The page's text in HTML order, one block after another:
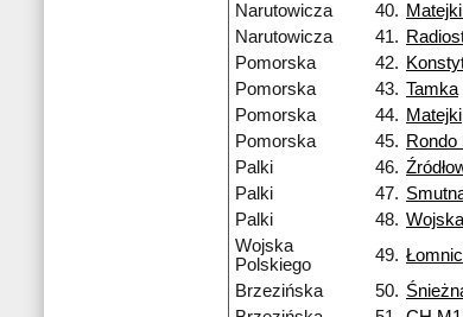
Narutowicza
40.
Narutowicza
41.
Pomorska
42.
Pomorska
43. Tamka
Pomorska
44. Matejki
Pomorska
45. Rondo
Palki
46.
Palki
47.
Palki
48.
Wojska
Polskiego
49.
Brzezińska 50.